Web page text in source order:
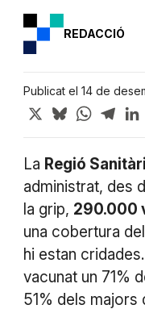
REDACCIÓ
Publicat el 14 de
X Bluesky
La Regió
administrat, des
la grip, 290.000
una cobertura
hi estan
vacunat un 71%
51% dels majors